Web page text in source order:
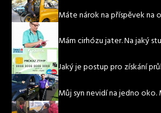
Máte nárok na příspěvek na
Mám cirhózu jater. Na jaký
Jaký je postup pro získání
Můj syn nevidí na jedno